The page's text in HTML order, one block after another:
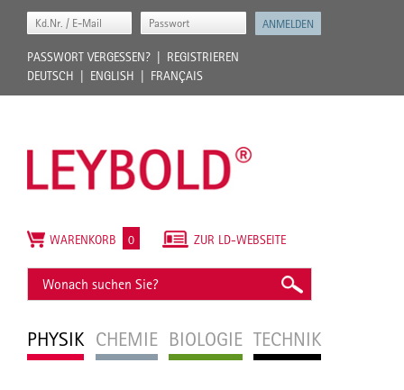
PASSWORT VERGESSEN?
REGISTRIEREN
DEUTSCH
ENGLISH FRANÇAIS
PHYSIK CHEMIE BIOLOGIE TECHNIK
ZUR LD-WEBSEITE
WARENKORB 0